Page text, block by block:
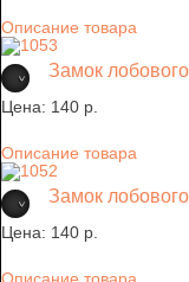
Описание товара
Замок
Цена: 140 p.
Описание товара
Замок
Цена: 140 p.